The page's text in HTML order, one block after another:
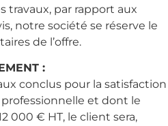
travaux, par rapport aux
notre société se réserve le
de l’offre.
:
conclus pour la satisfaction
et dont le
000 € HT, le client sera,